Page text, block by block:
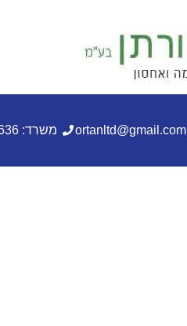
ortanltd@gmail.com משרד: 072-3305636